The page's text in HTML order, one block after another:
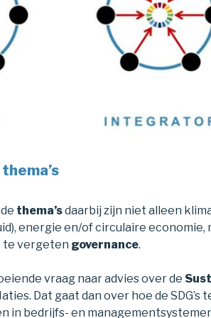
thema’sdaarbij zijn niet alleen
energie en/of circulaire economie,
vergeten governance.
vraag naar advies over de
Dat gaat dan over hoe de
in bedrijfs- en